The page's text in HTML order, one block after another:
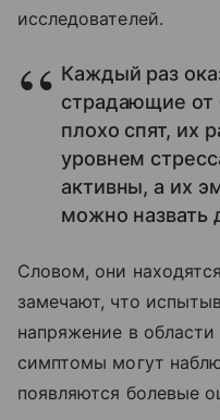
исследователей.
Каждый раз
страдающие от
плохо спят, их
уровнем
активны, а их
можно назвать
Словом, они
замечают, что
напряжение в
симптомы могут
появляются болевые